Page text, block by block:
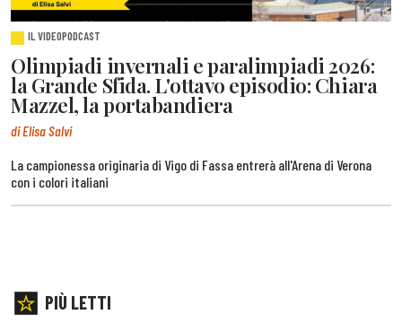
IL VIDEOPODCAST
Olimpiadi invernali e paralimpiadi 2026:
la Grande Sfida. L'ottavo episodio: Chiara
Mazzel, la portabandiera
di Elisa Salvi
La campionessa originaria di Vigo di Fassa entrerà all'Arena di Verona
con i colori italiani
PIÙ LETTI